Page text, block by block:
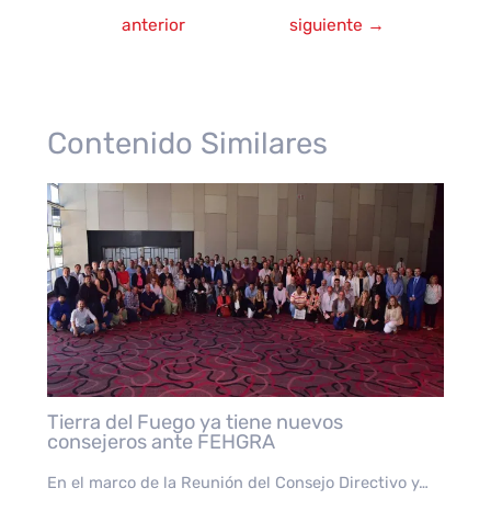
anterior
siguiente →
Contenido Similares
Tierra del Fuego ya tiene nuevos
consejeros ante FEHGRA
En el marco de la Reunión del Consejo Directivo y…